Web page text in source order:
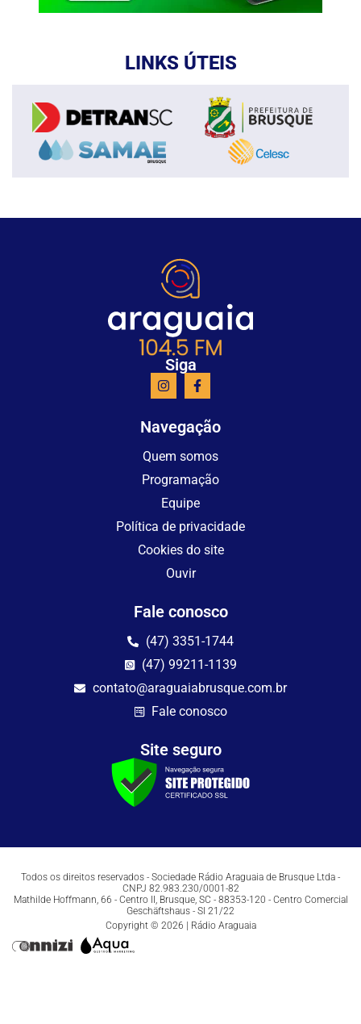
LINKS ÚTEIS
Siga
Navegação
Quem somos
Programação
Equipe
Política de privacidade
Cookies do site
Ouvir
Fale conosco
(47) 3351-1744
(47) 99211-1139
contato@araguaiabrusque.com.br
Fale conosco
Site seguro
Todos os direitos reservados - Sociedade Rádio Araguaia de Brusque Ltda -
CNPJ 82.983.230/0001-82
Mathilde Hoffmann, 66 - Centro II, Brusque, SC - 88353-120 - Centro Comercial
Geschäftshaus - Sl 21/22
Copyright © 2026 | Rádio Araguaia